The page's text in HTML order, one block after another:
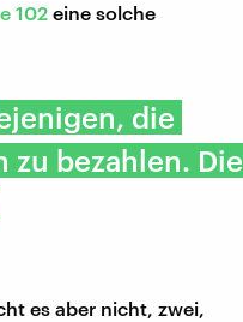
102 eine solche
die
zu bezahlen. Die
es aber nicht, zwei,